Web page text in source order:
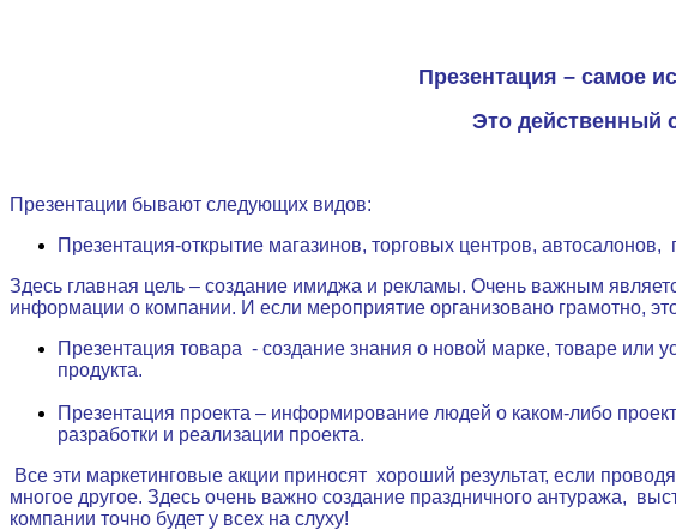
Презентация – самое
Это действенный
Презентации бывают следующих видов:
Презентация-открытие магазинов, торговых центров,
Здесь главная цель – создание имиджа и рекламы. Очень важным
информации о компании. И если мероприятие организовано грамотно,
Презентация товара - создание знания о новой марке, товаре или
продукта.
Презентация проекта – информирование людей о каком-либо
разработки и реализации проекта.
Все эти маркетинговые акции приносят хороший результат, если
многое другое. Здесь очень важно создание праздничного антуража,
компании точно будет у всех на слуху!